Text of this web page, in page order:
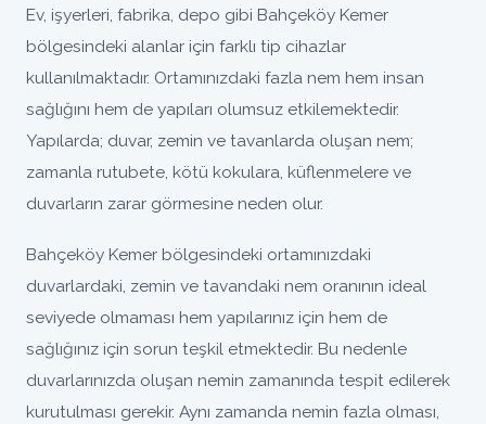
Ev, işyerleri, fabrika, depo gibi Bahçeköy Kemer
bölgesindeki alanlar için farklı tip cihazlar
kullanılmaktadır. Ortamınızdaki fazla nem hem insan
sağlığını hem de yapıları olumsuz etkilemektedir.
Yapılarda; duvar, zemin ve tavanlarda oluşan nem;
zamanla rutubete, kötü kokulara, küflenmelere ve
duvarların zarar görmesine neden olur.
Bahçeköy Kemer bölgesindeki ortamınızdaki
duvarlardaki, zemin ve tavandaki nem oranının ideal
seviyede olmaması hem yapılarınız için hem de
sağlığınız için sorun teşkil etmektedir. Bu nedenle
duvarlarınızda oluşan nemin zamanında tespit edilerek
kurutulması gerekir. Aynı zamanda nemin fazla olması,